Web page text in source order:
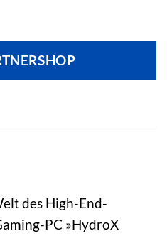
des High-End-
PC »HydroX